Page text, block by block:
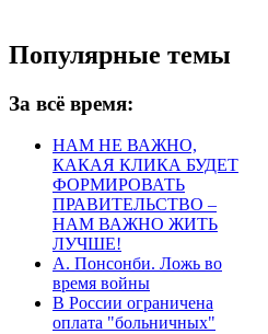
Популярные темы
За всё время:
НАМ НЕ ВАЖНО,
КАКАЯ КЛИКА БУДЕТ
ФОРМИРОВАТЬ
ПРАВИТЕЛЬСТВО –
НАМ ВАЖНО ЖИТЬ
ЛУЧШЕ!
А. Понсонби. Ложь во
время войны
В России ограничена
оплата "больничных"